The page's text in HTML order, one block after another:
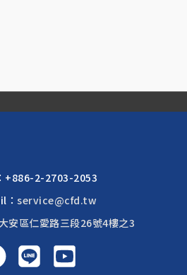
+886-2-2703-2053
：service@cfd.tw
安區仁愛路三段26號4樓之3